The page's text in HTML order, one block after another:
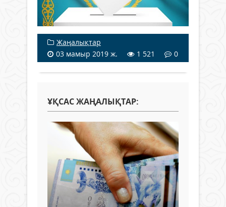
Жаңалықтар
03 мамыр 2019 ж.
1 521 0
ҰҚСАС ЖАҢАЛЫҚТАР: